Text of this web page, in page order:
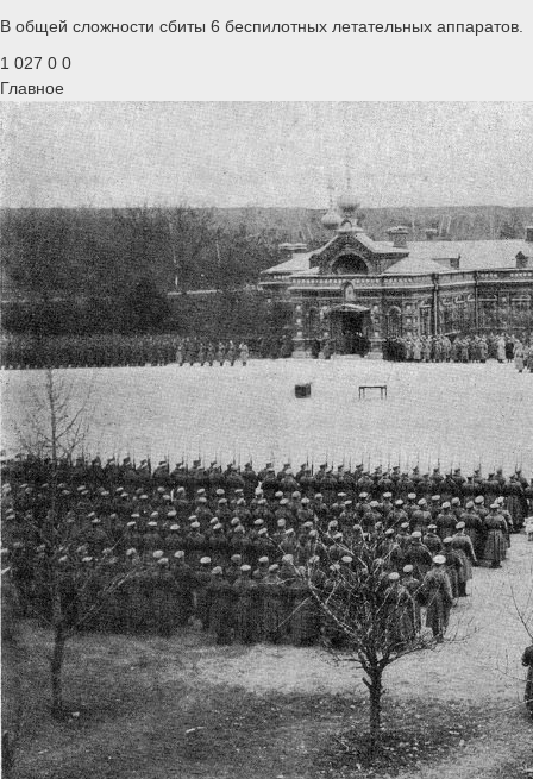
В общей сложности сбиты 6 беспилотных летательных аппаратов.
1 027 0 0
Главное